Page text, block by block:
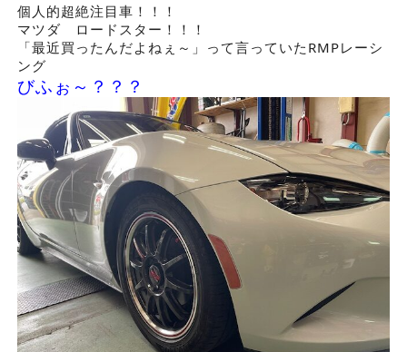
個人的超絶注目車！！！
マツダ ロードスター！！！
「最近買ったんだよねぇ～」って言っていたRMPレーシ
ング
びふぉ～？？？